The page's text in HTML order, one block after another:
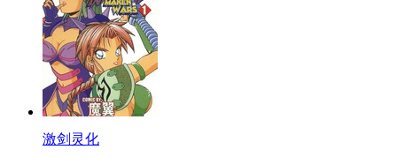
激剑灵化